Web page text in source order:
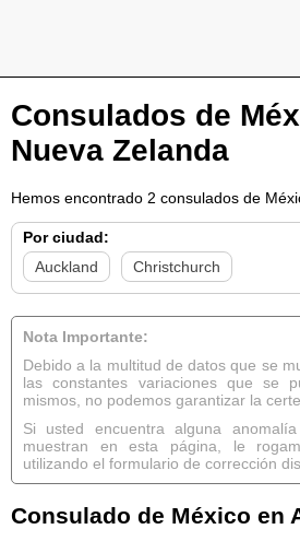
Consulados de
Nueva Zelanda
Hemos encontrado 2 consulados de
Por ciudad:
Auckland
Christchurch
Nota Importante:
Debido a la multitud de datos que se
las constantes variaciones que se
mismos, no podemos garantizar la
Si usted encuentra alguna
muestran en esta página, le
utilizando el formulario de corrección
Consulado de México en